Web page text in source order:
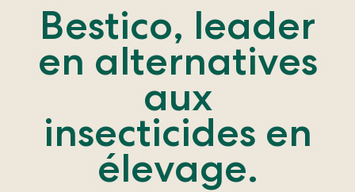
Bestico, leader
en alternatives
aux
insecticides en
élevage.